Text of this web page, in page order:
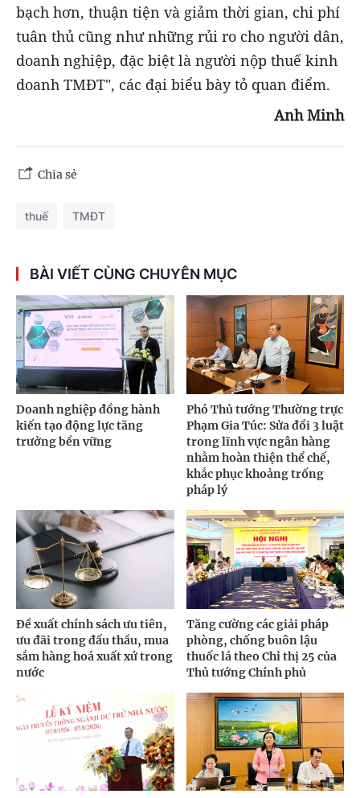
bạch hơn, thuận tiện và giảm thời gian, chi phí
tuân thủ cũng như những rủi ro cho người dân,
doanh nghiệp, đặc biệt là người nộp thuế kinh
doanh TMĐT", các đại biểu bày tỏ quan điểm.
Anh Minh
Chia sẻ
thuế TMĐT
BÀI VIẾT CÙNG CHUYÊN MỤC
Doanh nghiệp đồng hành
kiến tạo động lực tăng
trưởng bền vững
Phó Thủ tướng Thường trực
Phạm Gia Túc: Sửa đổi 3 luật
trong lĩnh vực ngân hàng
nhằm hoàn thiện thể chế,
khắc phục khoảng trống
pháp lý
Đề xuất chính sách ưu tiên,
ưu đãi trong đấu thầu, mua
sắm hàng hoá xuất xứ trong
nước
Tăng cường các giải pháp
phòng, chống buôn lậu
thuốc lá theo Chỉ thị 25 của
Thủ tướng Chính phủ